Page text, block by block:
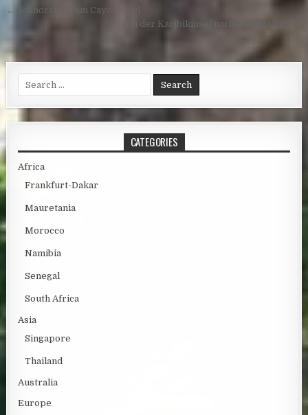
Post navigation
← Schnorcheln am Cayo Crawl
Von der Karibikinsel nach Panama City →
Search for:
CATEGORIES
Africa
Frankfurt-Dakar
Mauretania
Morocco
Namibia
Senegal
South Africa
Asia
Singapore
Thailand
Australia
Europe